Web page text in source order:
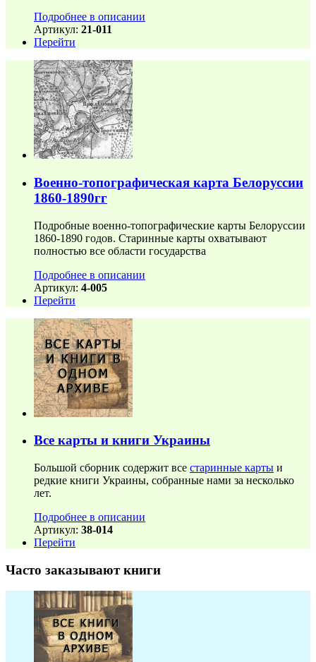
Подробнее в описании
Артикул: 21-011
Перейти
Военно-топографическая карта Белоруссии
1860-1890гг
Подробные военно-топографические карты Белоруссии
1860-1890 годов. Старинные карты охватывают
полностью все области государства
Подробнее в описании
Артикул: 4-005
Перейти
Все карты и книги Украины
Большой сборник содержит все старинные карты и
редкие книги Украины, собранные нами за несколько
лет.
Подробнее в описании
Артикул: 38-014
Перейти
Часто заказывают книги